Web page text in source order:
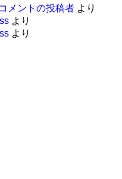
メントの投稿者 より
より
より